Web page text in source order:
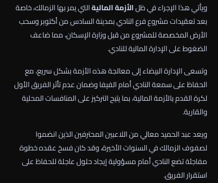
ويأتي هذا الإجراء في ظلالأزمة الماليةالتي يمر بها الزمالك، خاصة
بعد تعقيدات مشروع فرع النادي بمدينة السادس من أكتوبر وسحب
الأرض المخصصة للمشروع من قبل وزارة الإسكان، مما ضاعف
الضغوط على الإدارة المالية للنادي.
وتسعى الإدارة البيضاء إلى معالجة هذه الأزمة بشكل سريع، مع
الحفاظ على سمعة النادي أمام الفيفا وضمان عدم تأثر الفريق الأول
لكرة القدم بالأزمة المالية، بما يتيح التركيز على المنافسات المحلية
والقارية.
ويعد عبد الحميد معالي من اللاعبين المحترفين الذين انضموا
لصفوف الزمالك في السنوات الأخيرة، وقد كان فسخ عقده خطوة
مفاجئة تضع النادي أمام مسؤولية إيجاد حلول عاجلة للحفاظ على
استقرار الفريق.